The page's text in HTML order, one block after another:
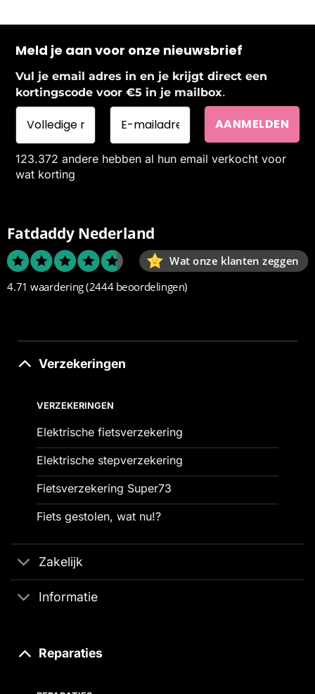
Meld je aan voor onze nieuwsbrief
Vul je email adres in en je krijgt direct een
kortingscode voor €5 in je mailbox.
123.372 andere hebben al hun email verkocht voor
wat korting
Fatdaddy Nederland
Wat onze klanten zeggen
4.71 waardering(2444 beoordelingen)
Verzekeringen
VERZEKERINGEN
Elektrische fietsverzekering
Elektrische stepverzekering
Fietsverzekering Super73
Fiets gestolen, wat nu!?
Zakelijk
Informatie
Reparaties